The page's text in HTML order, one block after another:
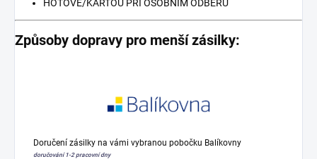
HOTOVĚ/KARTOU PŘI OSOBNÍM ODBĚRU
Způsoby dopravy pro menší zásilky:
Doručení zásilky na vámi vybranou pobočku Balíkovny
doručování 1-2 pracovní dny